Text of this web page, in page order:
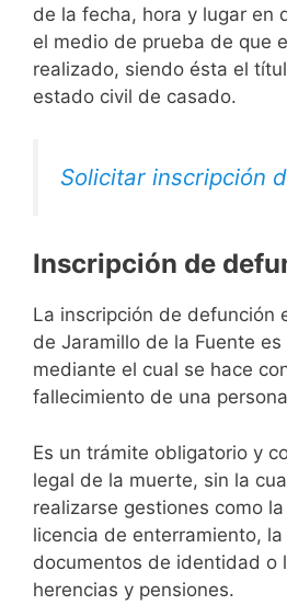
de la fecha, hora y lugar en
el medio de prueba de que
realizado, siendo ésta el
estado civil de casado.
Solicitar inscripción
Inscripción de
La inscripción de defunción
de Jaramillo de la Fuente
mediante el cual se hace
fallecimiento de una
Es un trámite obligatorio y
legal de la muerte, sin la
realizarse gestiones como
licencia de enterramiento,
documentos de identidad o
herencias y pensiones.